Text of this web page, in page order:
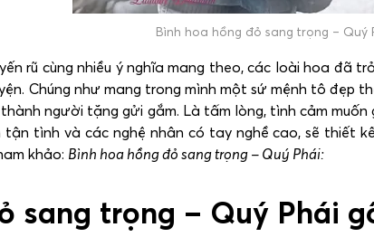
Bình hoa hồng đỏ sang trọng – Quý
rũ cùng nhiều ý nghĩa mang theo, các loài hoa đã
Chúng như mang trong mình một sứ mệnh tô đẹp
người tặng gửi gắm. Là tấm lòng, tình cảm
tình và các nghệ nhân có tay nghề cao, sẽ thiết
khảo: Bình hoa hồng đỏ sang trọng – Quý Phái:
sang trọng – Quý Phái